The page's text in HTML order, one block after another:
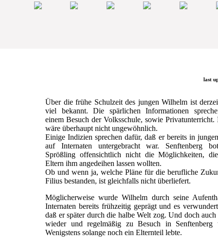
last
Über die frühe Schulzeit des jungen Wilhelm ist
viel bekannt. Die spärlichen Informationen
einem Besuch der Volksschule, sowie Privatunterricht.
wäre überhaupt nicht ungewöhnlich.
Einige Indizien sprechen dafür, daß er bereits in
auf Internaten untergebracht war. Senftenberg
Sprößling offensichtlich nicht die Möglichkeiten,
Eltern ihm angedeihen lassen wollten.
Ob und wenn ja, welche Pläne für die berufliche
Filius bestanden, ist gleichfalls nicht überliefert.
Möglicherweise wurde Wilhelm durch seine
Internaten bereits frühzeitig geprägt und es
daß er später durch die halbe Welt zog. Und doch
wieder und regelmäßig zu Besuch in Senftenberg
Wenigstens solange noch ein Elternteil lebte.